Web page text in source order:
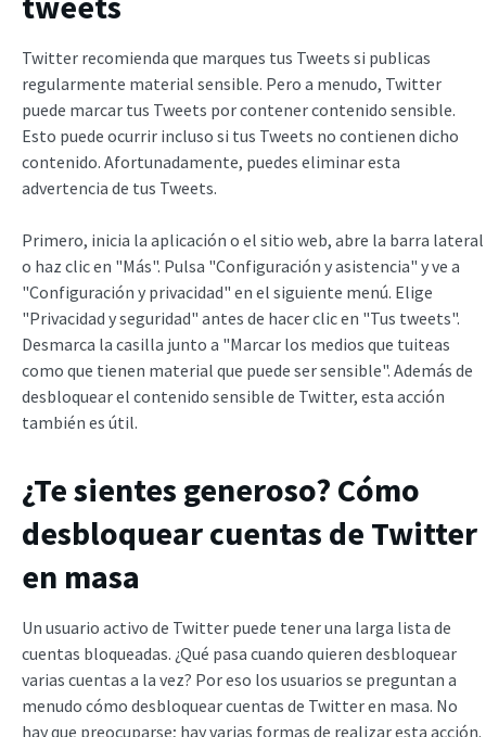
Twitter recomienda que marques tus Tweets si publicas
regularmente material sensible. Pero a menudo, Twitter
puede marcar tus Tweets por contener contenido sensible.
Esto puede ocurrir incluso si tus Tweets no contienen dicho
contenido. Afortunadamente, puedes eliminar esta
advertencia de tus Tweets.
Primero, inicia la aplicación o el sitio web, abre la barra lateral
o haz clic en "Más". Pulsa "Configuración y asistencia" y ve a
"Configuración y privacidad" en el siguiente menú. Elige
"Privacidad y seguridad" antes de hacer clic en "Tus tweets".
Desmarca la casilla junto a "Marcar los medios que tuiteas
como que tienen material que puede ser sensible". Además de
desbloquear el contenido sensible de Twitter, esta acción
también es útil.
¿Te sientes generoso? Cómo
desbloquear cuentas de Twitter
en masa
Un usuario activo de Twitter puede tener una larga lista de
cuentas bloqueadas. ¿Qué pasa cuando quieren desbloquear
varias cuentas a la vez? Por eso los usuarios se preguntan a
menudo cómo desbloquear cuentas de Twitter en masa. No
hay que preocuparse; hay varias formas de realizar esta acción.